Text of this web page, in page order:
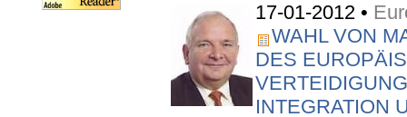
17-01-2012 •
WAHL VON
DES
INTEGRATION